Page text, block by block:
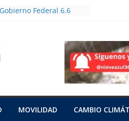
Federal 6.6
rutas bioculturales
huertos urbanos y
liberan a tres tortugas
en una red
con cianuro de 15
MOVILIDAD CAMBIO